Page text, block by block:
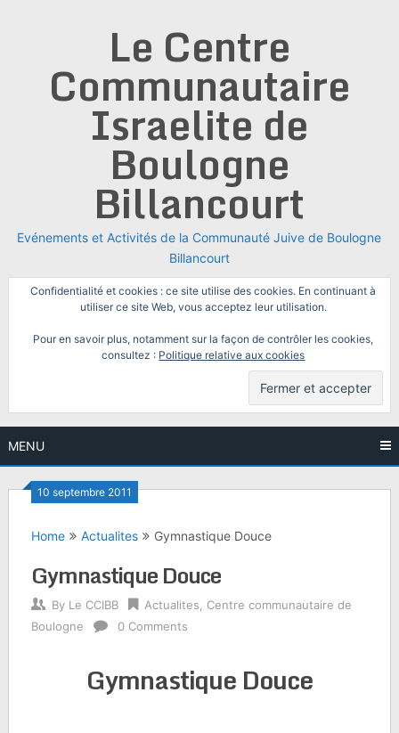
Le Centre
Communautaire
Israelite de
Boulogne
Billancourt
Evénements et Activités de la Communauté Juive de Boulogne
Billancourt
Confidentialité et cookies : ce site utilise des cookies. En continuant à
utiliser ce site Web, vous acceptez leur utilisation.
Pour en savoir plus, notamment sur la façon de contrôler les cookies,
consultez : Politique relative aux cookies
MENU
10 septembre 2011
Home Actualites Gymnastique Douce
Gymnastique Douce
By Le CCIBB Actualites
Centre communautaire de
Boulogne
0 Comments
Gymnastique Douce